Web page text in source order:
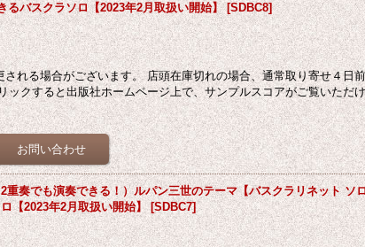
るバスクラソロ【2023年2月取扱い開始】 [SDBC8]
れる場合がございます。 店頭在庫切れの場合、通常取り寄せ４日
クすると出版社ホームページ上で、サンプルスコアがご覧いただ
重奏でも演奏できる！）ルパン三世のテーマ【バスクラリネット ソ
【2023年2月取扱い開始】 [SDBC7]